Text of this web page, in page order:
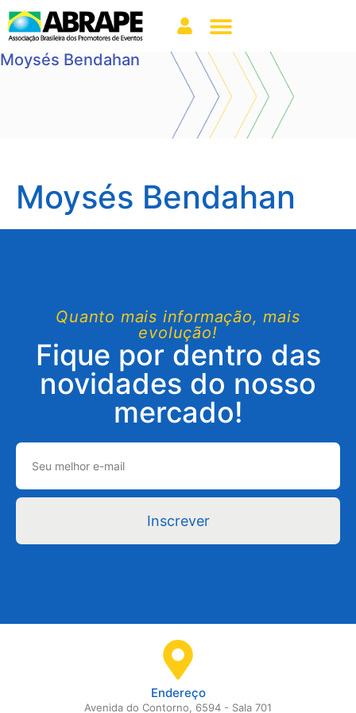
Moysés Bendahan
Moysés Bendahan
Quanto mais informação, mais
evolução!
Fique por dentro das
novidades do nosso
mercado!
Inscrever
Endereço
Avenida do Contorno, 6594 - Sala 701